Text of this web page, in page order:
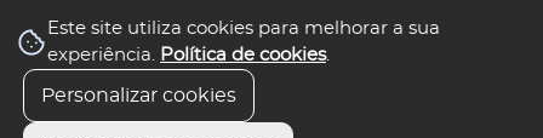
Este site utiliza cookies para melhorar a sua
experiência. Política de cookies.
Personalizar cookies